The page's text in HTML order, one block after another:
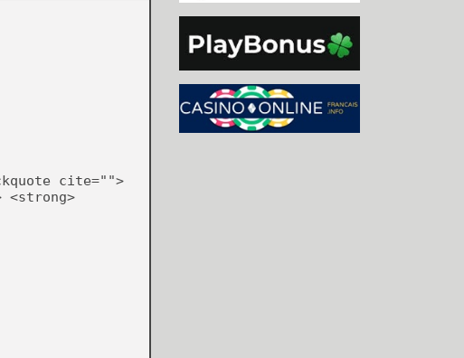
cite="">
<strong>